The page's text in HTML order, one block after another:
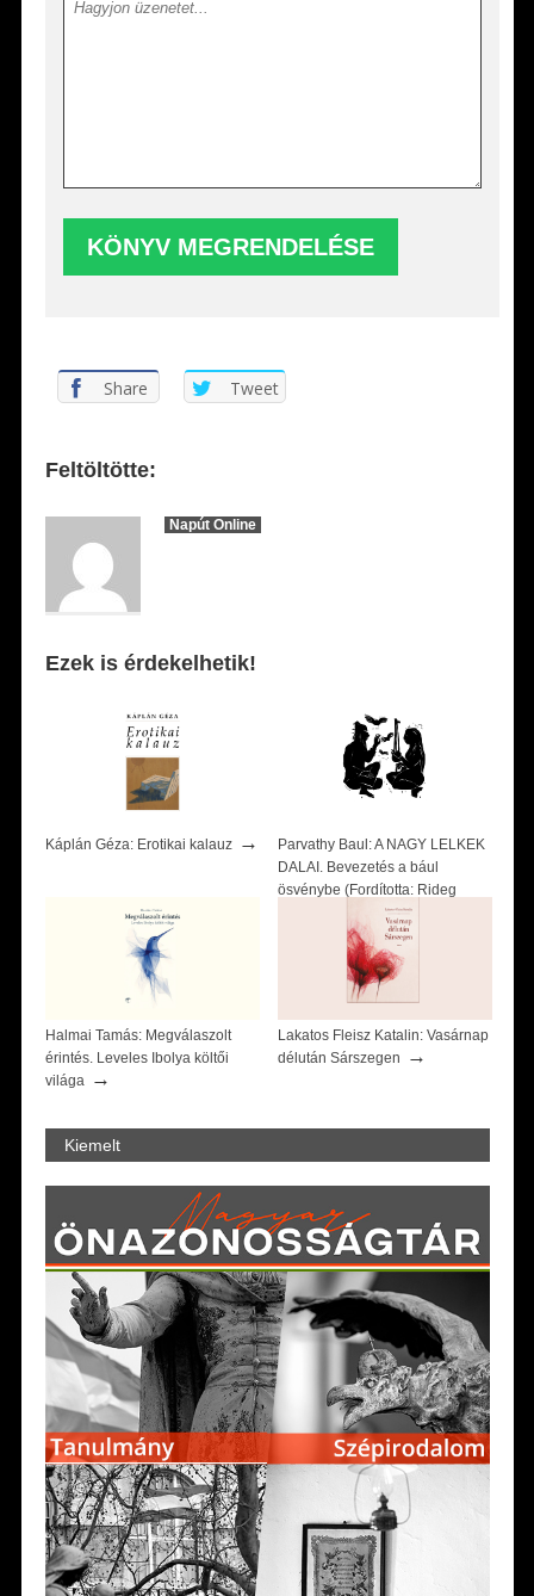
Share Tweet
Feltöltötte:
Napút Online
Ezek is érdekelhetik!
Káplán Géza: Erotikai kalauz→
Parvathy Baul: A NAGY LELKEK
DALAI. Bevezetés a bául
ösvénybe (Fordította: Rideg
Halmai Tamás: Megválaszolt
érintés. Leveles Ibolya költői
világa
→
Lakatos Fleisz Katalin: Vasárnap
délután Sárszegen
→
Kiemelt